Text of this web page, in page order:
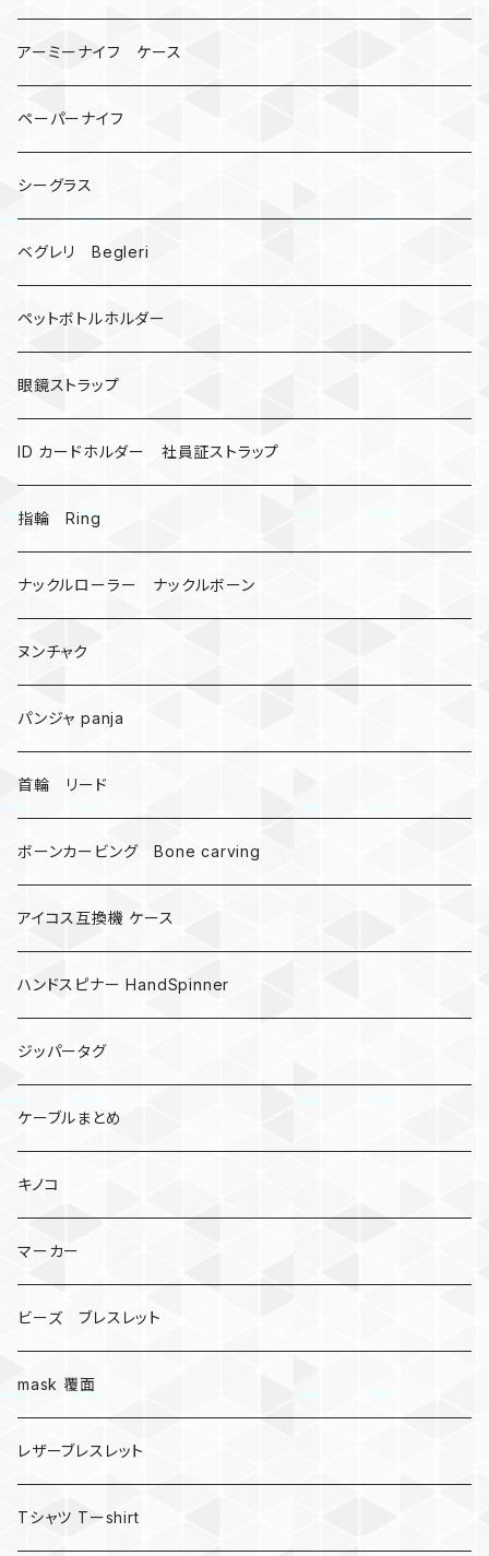
ビーズ
手裏剣
クロス十字架
ドリームキャッチャー
カウベル 熊鈴
昆虫
ミツバチ
AirTag
戦国武将、侍
悪魔の鍵
爬虫類、蛇
DNA 螺旋
受注作成_名入り、ネーム
カードケース
アーミーナイフ ケース
ペーパーナイフ
シーグラス
ベグレリ Begleri
ペットボトルホルダー
眼鏡ストラップ
ID カードホルダー 社員証ストラップ
指輪 Ring
ナックルローラー ナックルボーン
ヌンチャク
パンジャ panja
首輪 リード
ボーンカービング Bone carving
アイコス互換機 ケース
ハンドスピナー HandSpinner
ジッパータグ
ケーブルまとめ
キノコ
マーカー
ビーズ ブレスレット
mask 覆面
レザーブレスレット
Tシャツ Tーshirt